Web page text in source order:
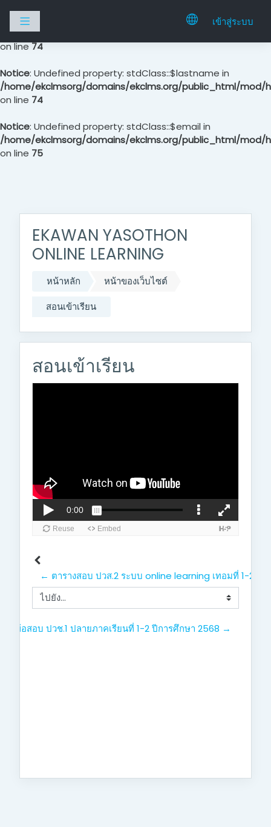
Notice : Undefined property: stdClass::$firstname in
/home/ekclmsorg/domains/ekclms.org/public_html/mod/
on line74
Notice: Undefined property: stdClass::$lastname in
/home/ekclmsorg/domains/ekclms.org/public_html/mod/
on line 74
Notice: Undefined property: stdClass::$email in
/home/ekclmsorg/domains/ekclms.org/public_html/mod/
on line 75
Side panel เข้าสู่ระบบ
EKAWAN YASOTHON
ONLINE LEARNING
หน้าหลัก
หน้าของเว็บไซต์
สอนเข้าเรียน
สอนเข้าเรียน
← ตารางสอบ ปวส.2 ระบบ online learning เทอมที่ 1-2 ปี
ไปยัง...
ทำข้อสอบ ปวช.1 ปลายภาคเรียนที่ 1-2 ปีการศึกษา 2568 →